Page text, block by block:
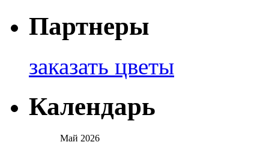
Партнеры
заказать цветы
Календарь
Май 2026